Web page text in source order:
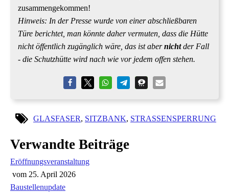
zusammengekommen!
Hinweis: In der Presse wurde von einer abschließbaren
Türe berichtet, man könnte daher vermuten, dass die Hütte
nicht öffentlich zugänglich wäre, das ist abernichtder Fall
- die Schutzhütte wird nach wie vor jedem offen stehen.
GLASFASER, SITZBANK, STRASSENSPERRUNG
Verwandte Beiträge
Eröffnungsveranstaltung
vom 25. April 2026
Baustellenupdate